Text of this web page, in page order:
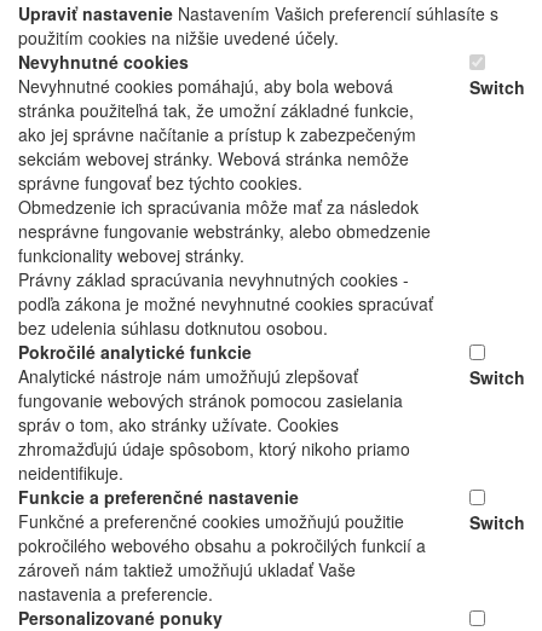
Upraviť nastavenie Nastavením Vašich preferencií súhlasíte s
použitím cookies na nižšie uvedené účely.
Nevyhnutné cookies
Nevyhnutné cookies pomáhajú, aby bola webová
stránka použiteľná tak, že umožní základné funkcie,
ako jej správne načítanie a prístup k zabezpečeným
sekciám webovej stránky. Webová stránka nemôže
správne fungovať bez týchto cookies.
Obmedzenie ich spracúvania môže mať za následok
nesprávne fungovanie webstránky, alebo obmedzenie
funkcionality webovej stránky.
Právny základ spracúvania nevyhnutných cookies -
podľa zákona je možné nevyhnutné cookies spracúvať
bez udelenia súhlasu dotknutou osobou.
Switch
Pokročilé analytické funkcie
Analytické nástroje nám umožňujú zlepšovať
fungovanie webových stránok pomocou zasielania
správ o tom, ako stránky užívate. Cookies
zhromažďujú údaje spôsobom, ktorý nikoho priamo
neidentifikuje.
Switch
Funkcie a preferenčné nastavenie
Funkčné a preferenčné cookies umožňujú použitie
pokročilého webového obsahu a pokročilých funkcií a
zároveň nám taktiež umožňujú ukladať Vaše
nastavenia a preferencie.
Switch
Personalizované ponuky